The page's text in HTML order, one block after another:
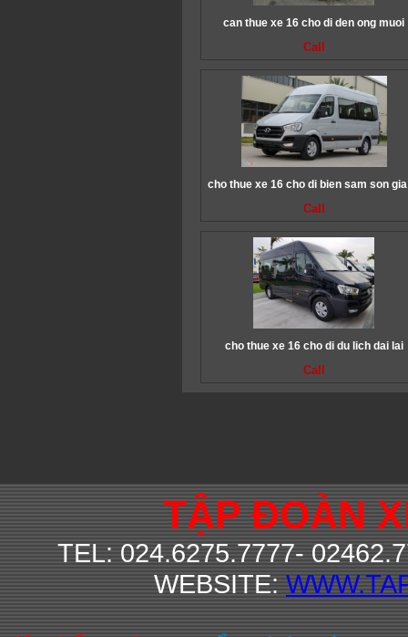
can thue xe 16 cho di den ong muoi
Call
cho thue xe 16 cho di bien sam son
Call
cho thue xe 16 cho di du lich dai lai
Call
TẬP ĐOÀN
TEL: 024.6275.7777-
WEBSITE: